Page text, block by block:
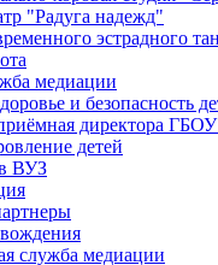
"Радуга надежд"
эстрадного
медиации
и безопасность
директора
детей
ВУЗ
служба медиации